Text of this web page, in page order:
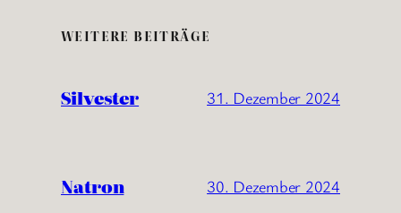
WEITERE BEITRÄGE
Silvester 31. Dezember 2024
Natron 30. Dezember 2024